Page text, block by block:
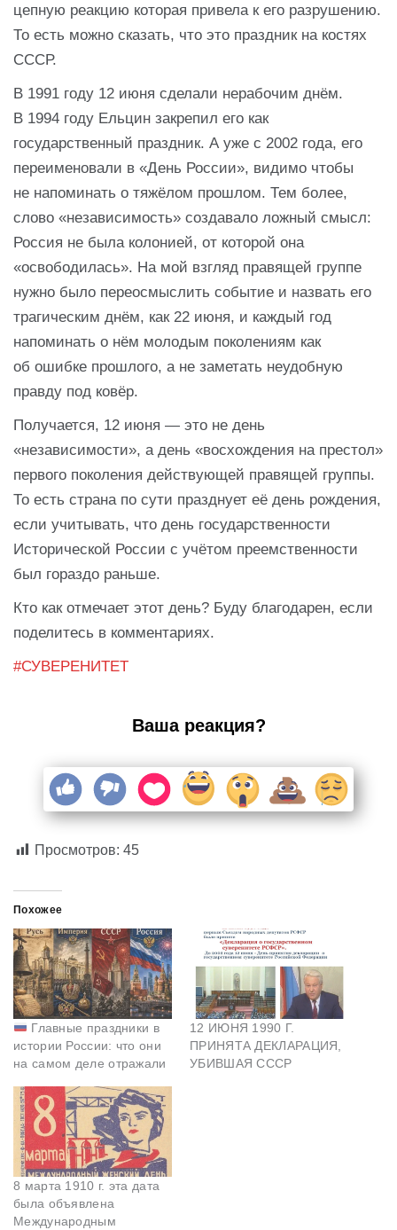
цепную реакцию которая привела к его разрушению.
То есть можно сказать, что это праздник на костях
СССР.
В 1991 году 12 июня сделали нерабочим днём.
В 1994 году Ельцин закрепил его как
государственный праздник. А уже с 2002 года, его
переименовали в «День России», видимо чтобы
не напоминать о тяжёлом прошлом. Тем более,
слово «независимость» создавало ложный смысл:
Россия не была колонией, от которой она
«освободилась». На мой взгляд правящей группе
нужно было переосмыслить событие и назвать его
трагическим днём, как 22 июня, и каждый год
напоминать о нём молодым поколениям как
об ошибке прошлого, а не заметать неудобную
правду под ковёр.
Получается, 12 июня — это не день
«независимости», а день «восхождения на престол»
первого поколения действующей правящей группы.
То есть страна по сути празднует её день рождения,
если учитывать, что день государственности
Исторической России с учётом преемственности
был гораздо раньше.
Кто как отмечает этот день? Буду благодарен, если
поделитесь в комментариях.
#СУВЕРЕНИТЕТ
Ваша реакция?
Просмотров: 45
Похожее
Главные праздники в
истории России: что они
на самом деле отражали
12 ИЮНЯ 1990 Г.
ПРИНЯТА ДЕКЛАРАЦИЯ,
УБИВШАЯ СССР
8 марта 1910 г. эта дата
была объявлена
Международным